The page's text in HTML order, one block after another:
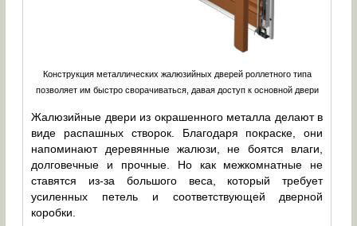
Конструкция металлических жалюзийных дверей роллетного типа
позволяет им быстро сворачиваться, давая доступ к основной двери
Жалюзийные двери из окрашенного металла делают в
виде распашных створок. Благодаря покраске, они
напоминают деревянные жалюзи, не боятся влаги,
долговечные и прочные. Но как межкомнатные не
ставятся из-за большого веса, который требует
усиленных петель и соответствующей дверной
коробки.